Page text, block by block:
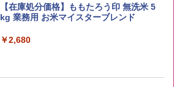
【在庫処分価格】ももたろう印 無洗米 5
kg 業務用 お米マイスターブレンド
￥2,680